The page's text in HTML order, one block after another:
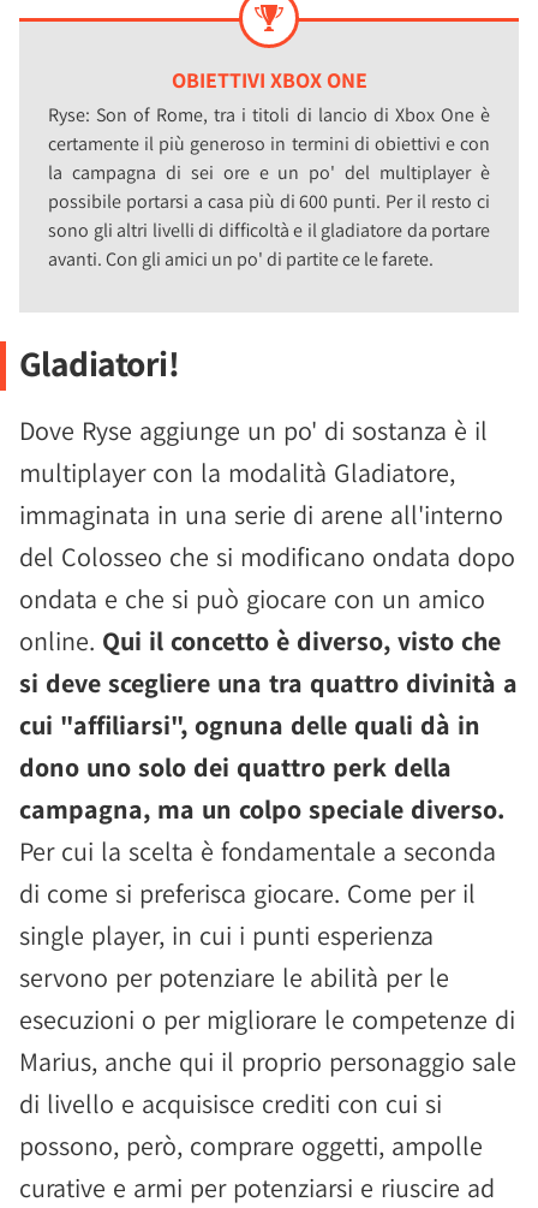
OBIETTIVI XBOX ONE
Ryse: Son of Rome, tra i titoli di lancio di Xbox One è
certamente il più generoso in termini di obiettivi e con
la campagna di sei ore e un po' del multiplayer è
possibile portarsi a casa più di 600 punti. Per il resto ci
sono gli altri livelli di difficoltà e il gladiatore da portare
avanti. Con gli amici un po' di partite ce le farete.
Gladiatori!
Dove Ryse aggiunge un po' di sostanza è il
multiplayer con la modalità Gladiatore,
immaginata in una serie di arene all'interno
del Colosseo che si modificano ondata dopo
ondata e che si può giocare con un amico
online. Qui il concetto è diverso, visto che
si deve scegliere una tra quattro divinità a
cui "affiliarsi", ognuna delle quali dà in
dono uno solo dei quattro perk della
campagna, ma un colpo speciale diverso.
Per cui la scelta è fondamentale a seconda
di come si preferisca giocare. Come per il
single player, in cui i punti esperienza
servono per potenziare le abilità per le
esecuzioni o per migliorare le competenze di
Marius, anche qui il proprio personaggio sale
di livello e acquisisce crediti con cui si
possono, però, comprare oggetti, ampolle
curative e armi per potenziarsi e riuscire ad